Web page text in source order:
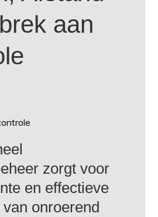
aan
zorgt voor
en effectieve
onroerend